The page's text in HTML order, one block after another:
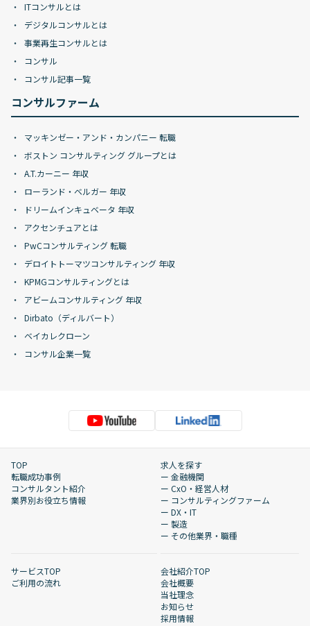
ITコンサルとは
デジタルコンサルとは
事業再生コンサルとは
コンサル
コンサル記事一覧
コンサルファーム
マッキンゼー・アンド・カンパニー 転職
ボストン コンサルティング グループとは
A.T.カーニー 年収
ローランド・ベルガー 年収
ドリームインキュベータ 年収
アクセンチュアとは
PwCコンサルティング 転職
デロイトトーマツコンサルティング 年収
KPMGコンサルティングとは
アビームコンサルティング 年収
Dirbato（ディルバート）
ベイカレクローン
コンサル企業一覧
TOP
転職成功事例
コンサルタント紹介
業界別お役立ち情報
求人を探す
ー 金融機関
ー CxO・経営人材
ー コンサルティングファーム
ー DX・IT
ー 製造
ー その他業界・職種
サービスTOP
ご利用の流れ
会社紹介TOP
会社概要
当社理念
お知らせ
採用情報